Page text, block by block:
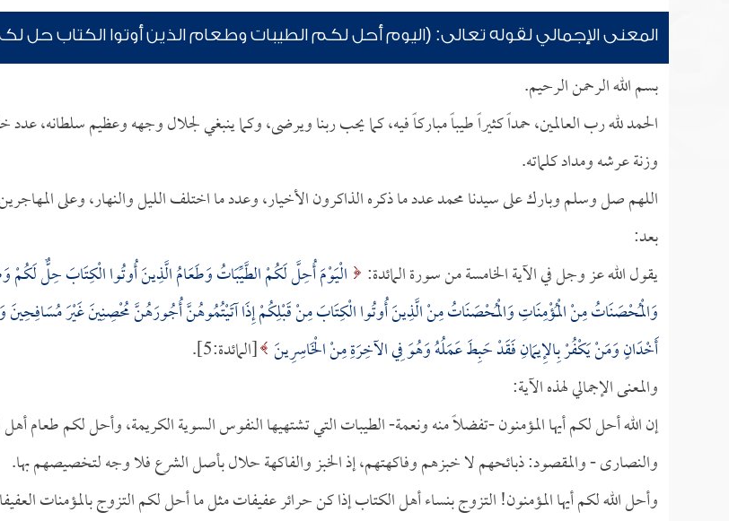
المعنى الإجمالي لقوله تعالى: (اليوم أحل لكم الطيبات وطعام الذين أوتوا الكتاب حل
بسم الله الرحمن الرحيم.
الحمد لله رب العالمين، حمداً كثيراً طيباً مباركاً فيه، كما يحب ربنا ويرضى، وكما ينبغي لجلال وجهه وعظيم سلطانه،
وزنة عرشه ومداد كلماته.
اللهم صل وسلم وبارك على سيدنا محمد عدد ما ذكره الذاكرون الأخيار، وعدد ما اختلف الليل والنهار، وعلى
بعد:
يقول الله عز وجل في الآية الخامسة من سورة المائدة:
الْيَوْمَ أُحِلَّ لَكُمْ الطَّيِّبَاتُ وَطَعَامُ الَّذِينَ أُوتُوا الْكِتَابَ حِلٌّ
وَالْمُحْصَنَاتُ مِنْ الْمُؤْمِنَاتِ وَالْمُحْصَنَاتُ مِنْ الَّذِينَ أُوتُوا الْكِتَابَ مِنْ قَبْلِكُمْ إِذَا آتَيْتُمُوهُنَّ أُجُورَهُنَّ مُحْصِنِينَ غَيْرَ
أَخْدَانٍ وَمَنْ يَكْفُرْ بِالإِيمَانِ فَقَدْ حَبِطَ عَمَلُهُ وَهُوَ فِي الآخِرَةِ مِنْ الْخَاسِرِينَ [المائدة:5].
والمعنى الإجمالي لهذه الآية:
إن الله أحل لكم أيها المؤمنون -تفضلاً منه ونعمة- الطيبات التي تشتهيها النفوس السوية الكريمة، وأحل لكم طعام
والنصارى - والمقصود: ذبائحهم لا خبزهم وفاكهتهم، إذ الخبز والفاكهة حلال بأصل الشرع فلا وجه لتخصيصهم بها.
وأحل الله لكم أيها المؤمنون! التزوج بنساء أهل الكتاب إذا كن حرائر عفيفات مثل ما أحل لكم التزوج بالمؤمنات